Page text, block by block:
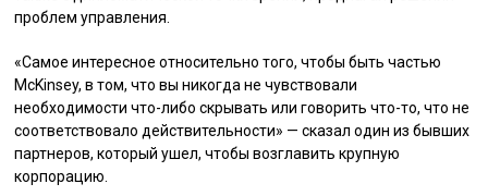
проблем управления.
«Самое интересное относительно того, чтобы быть частью
McKinsey, в том, что вы никогда не чувствовали
необходимости что-либо скрывать или говорить что-то, что не
соответствовало действительности» — сказал один из бывших
партнеров, который ушел, чтобы возглавить крупную
корпорацию.